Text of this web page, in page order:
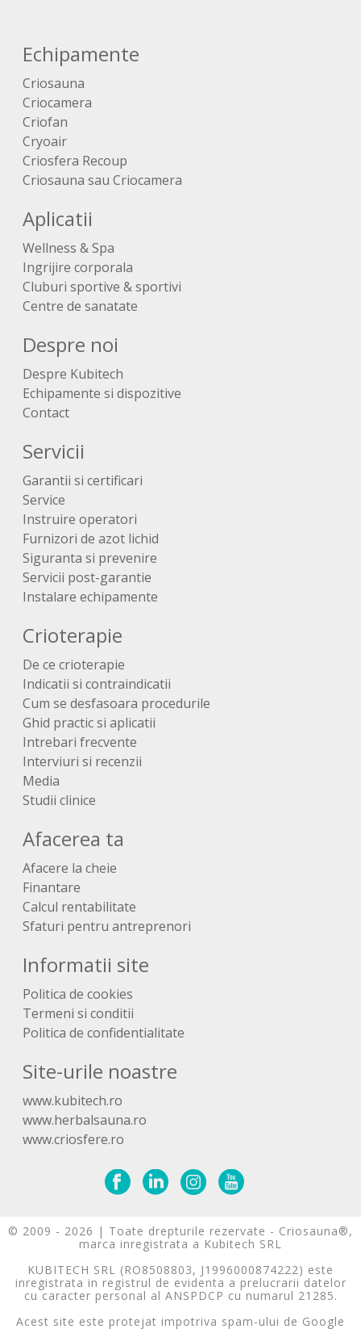
Echipamente
Criosauna
Criocamera
Criofan
Cryoair
Criosfera Recoup
Criosauna sau Criocamera
Aplicatii
Wellness & Spa
Ingrijire corporala
Cluburi sportive & sportivi
Centre de sanatate
Despre noi
Despre Kubitech
Echipamente si dispozitive
Contact
Servicii
Garantii si certificari
Service
Instruire operatori
Furnizori de azot lichid
Siguranta si prevenire
Servicii post-garantie
Instalare echipamente
Crioterapie
De ce crioterapie
Indicatii si contraindicatii
Cum se desfasoara procedurile
Ghid practic si aplicatii
Intrebari frecvente
Interviuri si recenzii
Media
Studii clinice
Afacerea ta
Afacere la cheie
Finantare
Calcul rentabilitate
Sfaturi pentru antreprenori
Informatii site
Politica de cookies
Termeni si conditii
Politica de confidentialitate
Site-urile noastre
www.kubitech.ro
www.herbalsauna.ro
www.criosfere.ro
© 2009 - 2026 | Toate drepturile rezervate - Criosauna®,
marca inregistrata a Kubitech SRL
KUBITECH SRL (RO8508803, J1996000874222) este
inregistrata in registrul de evidenta a prelucrarii datelor
cu caracter personal al ANSPDCP cu numarul 21285.
Acest site este protejat impotriva spam-ului de Google